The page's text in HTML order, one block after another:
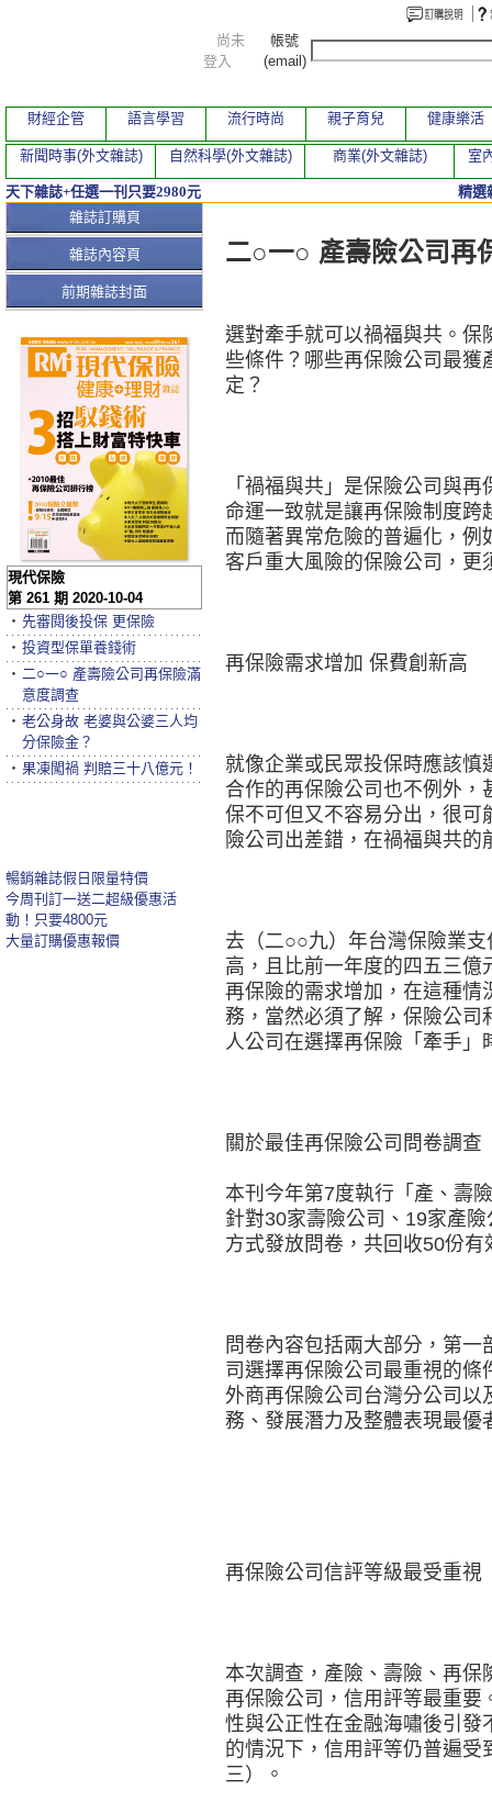
本期文章
二○一○ 產壽險公司再
選對牽手就可以禍福與共。保
些條件？哪些再保險公司最獲
定？
「禍福與共」是保險公司與
命運一致就是讓再保險制度跨
而隨著異常危險的普遍化，
客戶重大風險的保險公司，更
再保險需求增加 保費創新高
就像企業或民眾投保時應該
合作的再保險公司也不例外
保不可但又不容易分出，很可
險公司出差錯，在禍福與共
去（二○○九）年台灣保險業
高，且比前一年度的四五三
再保險的需求增加，在這種情
務，當然必須了解，保險公司
人公司在選擇再保險「牽手
關於最佳再保險公司問卷調查
本刊今年第7度執行「產、壽
針對30家壽險公司、19家產
方式發放問卷，共回收50份有
問卷內容包括兩大部分，第
司選擇再保險公司最重視的
外商再保險公司台灣分公司
務、發展潛力及整體表現最優
再保險公司信評等級最受重視
本次調查，產險、壽險、再保
再保險公司，信用評等最重要
性與公正性在金融海嘯後引發
的情況下，信用評等仍普遍
三）。
雜誌訂購頁
雜誌內容頁
前期雜誌封面
現代保險
第 261 期 2020-10-04
‧ 先審閱後投保 更保險
‧ 投資型保單養錢術
‧ 二○一○ 產壽險公司再保險滿
意度調查
‧ 老公身故 老婆與公婆三人均
分保險金？
‧ 果凍闖禍 判賠三十八億元！
暢銷雜誌假日限量特價
今周刊訂一送二超級優惠活
動！只要4800元
大量訂購優惠報價
尚未
登入
帳號
(email)
財經企管 語言學習 流行時尚 親子育兒 健康樂活
新聞時事(外文雜誌) 自然科學(外文雜誌) 商業(外文雜誌) 室
天下雜誌+任選一刊只要2980元 精選